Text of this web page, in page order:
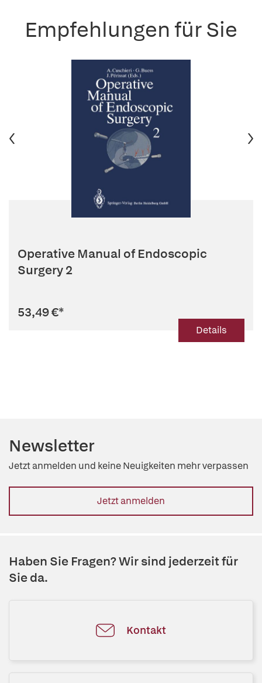
Empfehlungen für Sie
Operative Manual of Endoscopic
Surgery 2
53,49 €*
Details
Newsletter
Jetzt anmelden und keine Neuigkeiten mehr verpassen
Jetzt anmelden
Haben Sie Fragen? Wir sind jederzeit für
Sie da.
Kontakt